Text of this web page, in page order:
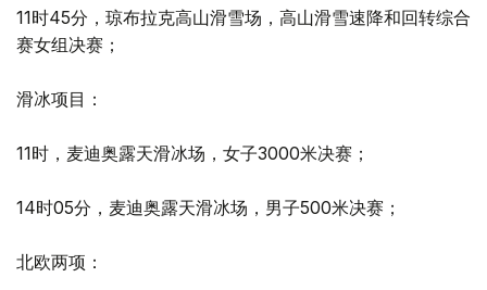
11时45分，琼布拉克高山滑雪场，高山滑雪速降和回转综合
赛女组决赛；
滑冰项目：
11时，麦迪奥露天滑冰场，女子3000米决赛；
14时05分，麦迪奥露天滑冰场，男子500米决赛；
北欧两项：